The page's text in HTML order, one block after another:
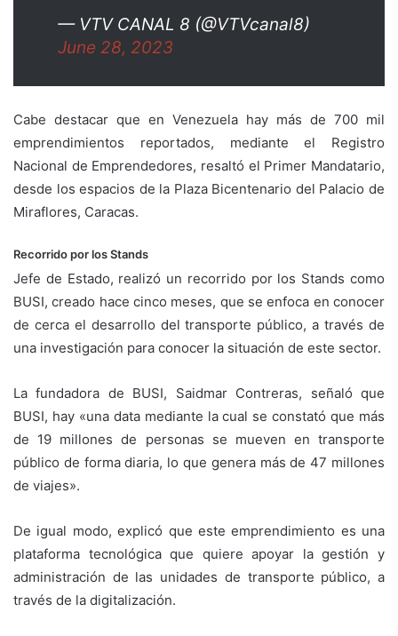
— VTV CANAL 8 (@VTVcanal8)
June 28, 2023
Cabe destacar que en Venezuela hay más de 700 mil
emprendimientos reportados, mediante el Registro
Nacional de Emprendedores, resaltó el Primer Mandatario,
desde los espacios de la Plaza Bicentenario del Palacio de
Miraflores, Caracas.
Recorrido por los Stands
Jefe de Estado, realizó un recorrido por los Stands como
BUSI, creado hace cinco meses, que se enfoca en conocer
de cerca el desarrollo del transporte público, a través de
una investigación para conocer la situación de este sector.
La fundadora de BUSI, Saidmar Contreras, señaló que
BUSI, hay «una data mediante la cual se constató que más
de 19 millones de personas se mueven en transporte
público de forma diaria, lo que genera más de 47 millones
de viajes».
De igual modo, explicó que este emprendimiento es una
plataforma tecnológica que quiere apoyar la gestión y
administración de las unidades de transporte público, a
través de la digitalización.